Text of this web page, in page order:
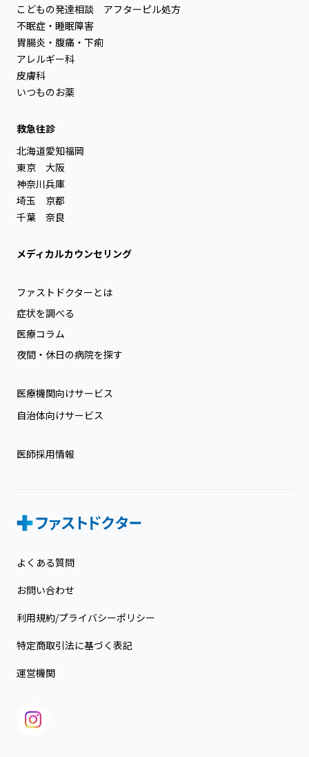
こどもの発達相談
不眠症・睡眠障害
胃腸炎・腹痛・下痢
アレルギー科
皮膚科
いつものお薬
アフターピル処方
救急往診
北海道
東京
神奈川
埼玉
千葉
愛知
大阪
兵庫
京都
奈良
福岡
メディカルカウンセリング
ファストドクターとは
症状を調べる
医療コラム
夜間・休日の病院を探す
医療機関向けサービス
自治体向けサービス
医師採用情報
よくある質問
お問い合わせ
利用規約/プライバシーポリシー
特定商取引法に基づく表記
運営機関